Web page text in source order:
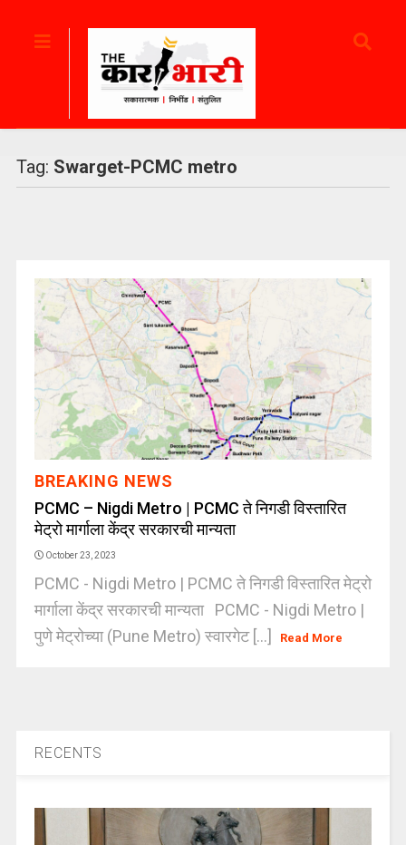
Tag: Swarget-PCMC metro
BREAKING NEWS
PCMC – Nigdi Metro | PCMC ते निगडी विस्तारित
मेट्रो मार्गाला केंद्र सरकारची मान्यता
October 23, 2023
PCMC - Nigdi Metro | PCMC ते निगडी विस्तारित मेट्रो
मार्गाला केंद्र सरकारची मान्यता PCMC - Nigdi Metro |
पुणे मेट्रोच्या (Pune Metro) स्वारगेट [...]
Read More
RECENTS